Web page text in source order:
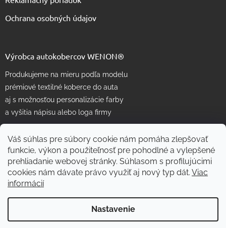
Váš súhlas pre súbory cookie nám pomáha zlepšovať
funkcie, výkon a použiteľnosť pre pohodlné a vylepšené
prehliadanie webovej stránky. Súhlasom s profilujúcimi
cookies nám dávate právo využiť aj nový typ dát. Viac
informácií
Nastavenie
Ochrana osobných údajov
Výrobca autokobercov WENON®
Produkujeme na mieru podľa modelu
prémiové textilné koberce do auta
aj s možnosťou personalizácie farby
a vyšitia nápisu alebo loga firmy